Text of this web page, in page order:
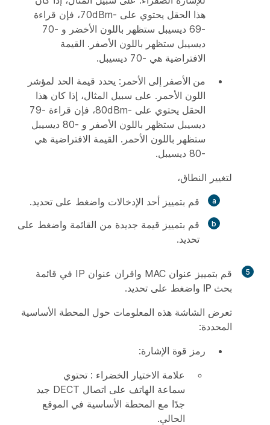
هذا الحقل يحتوي على -70dBm، فإن قراءة
-69 ديسيبل ستظهر باللون الأخضر و -70
ديسيبل ستظهر باللون الأصفر. القيمة
الافتراضية هي -70 ديسيبل.
من الأصفر إلى الأحمر : يحدد قيمة الحد لمؤشر
اللون الأحمر. على سبيل المثال، إذا كان هذا
الحقل يحتوي على -80dBm، فإن قراءة -79
ديسيبل ستظهر باللون الأصفر و -80 ديسيبل
ستظهر باللون الأحمر. القيمة الافتراضية هي
-80 ديسيبل.
لتغيير النطاق،
قم بتمييز أحد الإدخالات واضغط على تحديد.
قم بتمييز قيمة جديدة من القائمة واضغط على
تحديد.
5
قم بتمييز عنوان MAC واقران عنوان IP في قائمة
بحث IP
واضغط على تحديد.
تعرض الشاشة هذه المعلومات حول المحطة الأساسية
المحددة:
رمز قوة الإشارة:
علامة الاختيار الخضراء : تحتوي
سماعة الهاتف على اتصال DECT جيد
جدًا مع المحطة الأساسية في الموقع
الحالي.